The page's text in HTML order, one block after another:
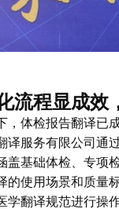
流程显成效
，体检报告翻译已
译服务有限公司通
盖基础体检、专项
使用场景和质量
学翻译规范进行操